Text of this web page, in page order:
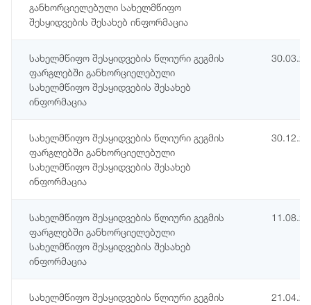
განხორციელებული სახელმწიფო
შესყიდვების შესახებ ინფორმაცია
სახელმწიფო შესყიდვების წლიური გეგმის
ფარგლებში განხორციელებული
სახელმწიფო შესყიდვების შესახებ
ინფორმაცია
სახელმწიფო შესყიდვების წლიური გეგმის
ფარგლებში განხორციელებული
სახელმწიფო შესყიდვების შესახებ
ინფორმაცია
სახელმწიფო შესყიდვების წლიური გეგმის
ფარგლებში განხორციელებული
სახელმწიფო შესყიდვების შესახებ
ინფორმაცია
სახელმწიფო შესყიდვების წლიური გეგმის